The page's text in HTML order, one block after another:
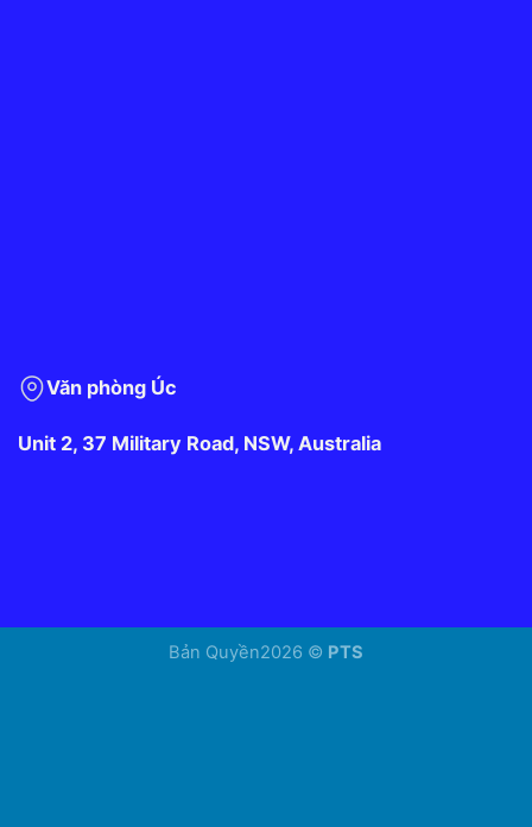
Văn phòng Úc
Unit 2, 37 Military Road, NSW, Australia
Bản Quyền2026 © PTS